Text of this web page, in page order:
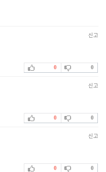
신고
0 0
신고
0 0
신고
0 0